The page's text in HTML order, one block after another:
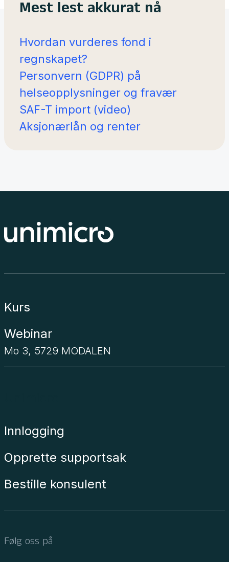
Mest lest akkurat nå
Hvordan vurderes fond i
regnskapet?
Personvern (GDPR) på
helseopplysninger og fravær
SAF-T import (video)
Aksjonærlån og renter
Kurs
Webinar
Mo 3, 5729 MODALEN
Innlogging
Opprette supportsak
Bestille konsulent
Følg oss på